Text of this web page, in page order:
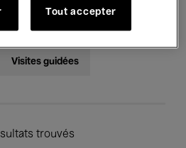
Palace
Visites guidées
trouvés
Tout accepter